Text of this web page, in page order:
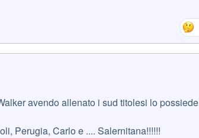
avendo allenato i sud titolesi lo possiede
Perugia, Carlo e .... Salernitana!!!!!!